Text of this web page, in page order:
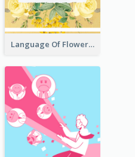
Language Of Flowers Book Cover